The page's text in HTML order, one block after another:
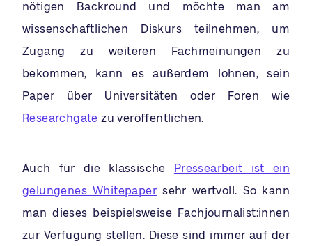
nötigen Backround und möchte man am
wissenschaftlichen Diskurs teilnehmen, um
Zugang zu weiteren Fachmeinungen zu
bekommen, kann es außerdem lohnen, sein
Paper über Universitäten oder Foren wie
Researchgate zu veröffentlichen.
Auch für die klassische
Pressearbeit ist ein
gelungenes Whitepaper sehr wertvoll. So kann
man dieses beispielsweise Fachjournalist:innen
zur Verfügung stellen. Diese sind immer auf der